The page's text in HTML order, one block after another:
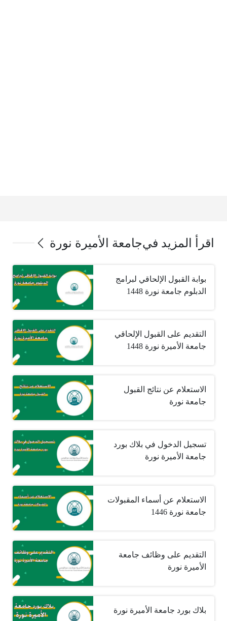
اقرأ المزيد فيجامعة الأميرة نورة ‏
بوابة القبول الإلحاقي لبرامج
الدبلوم جامعة نورة 1448
التقديم على القبول الإلحاقي
جامعة الأميرة نورة 1448
الاستعلام عن نتائج القبول
جامعة نورة
تسجيل الدخول في بلاك بورد
جامعة الأميرة نورة
الاستعلام عن أسماء المقبولات
جامعة نورة 1446
التقديم على وظائف جامعة
الأميرة نورة
بلاك بورد جامعة الأميرة نورة ‏